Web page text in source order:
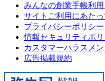
みんなの創業手帳利
サイトご利用にあたっ
プライバシーポリシー
情報セキュリティポ
カスタマーハラスメ
広告掲載規約